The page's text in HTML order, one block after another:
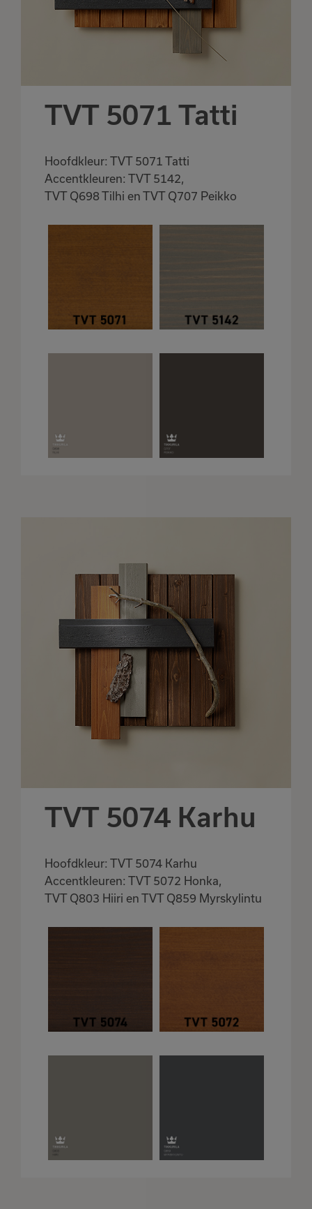
TVT 5071 Tatti
Hoofdkleur: TVT 5071 Tatti
Accentkleuren: TVT 5142,
TVT Q698 Tilhi en TVT Q707 Peikko
TVT 5074 Karhu
Hoofdkleur: TVT 5074 Karhu
Accentkleuren: TVT 5072 Honka,
TVT Q803 Hiiri en TVT Q859 Myrskylintu